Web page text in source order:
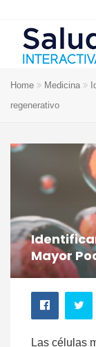
Home Medicina
regenerativo
Mayor
Las células